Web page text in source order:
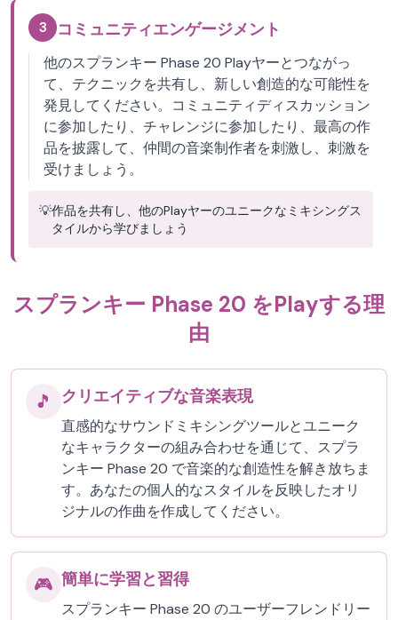
3 コミュニティエンゲージメント
他のスプランキー Phase 20 Playヤーとつながっ
て、テクニックを共有し、新しい創造的な可能性を
発見してください。コミュニティディスカッション
に参加したり、チャレンジに参加したり、最高の作
品を披露して、仲間の音楽制作者を刺激し、刺激を
受けましょう。
💡作品を共有し、他のPlayヤーのユニークなミキシングス
タイルから学びましょう
スプランキー Phase 20 をPlayする理
由
🎵 クリエイティブな音楽表現
直感的なサウンドミキシングツールとユニーク
なキャラクターの組み合わせを通じて、スプラ
ンキー Phase 20 で音楽的な創造性を解き放ちま
す。あなたの個人的なスタイルを反映したオリ
ジナルの作曲を作成してください。
🎮 簡単に学習と習得
スプランキー Phase 20 のユーザーフレンドリー